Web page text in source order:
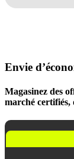
Envie
Magasinez des
marché certifiés,